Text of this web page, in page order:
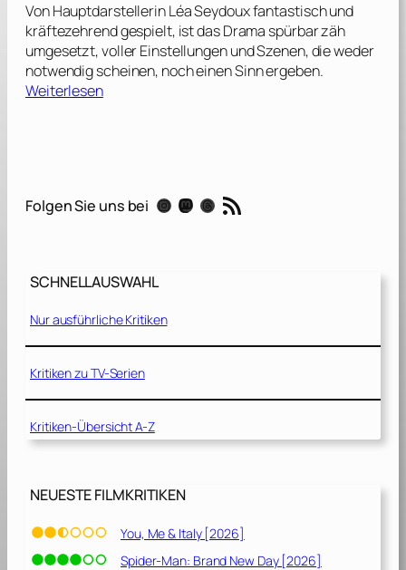
Von Hauptdarstellerin Léa Seydoux fantastisch und
kräftezehrend gespielt, ist das Drama spürbar zäh
umgesetzt, voller Einstellungen und Szenen, die weder
notwendig scheinen, noch einen Sinn ergeben.
Weiterlesen:
e
2
]
Folgen Sie uns bei Instagram Mastodon Threads RSS-Feed
SCHNELLAUSWAHL
Nur ausführliche Kritiken
Kritiken zu TV-Serien
Kritiken-Übersicht A-Z
NEUESTE FILMKRITIKEN
You, Me & Italy [2026]
Spider-Man: Brand New Day [2026]